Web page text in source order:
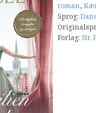
roman,
Sprog:
Forlag: Hr.